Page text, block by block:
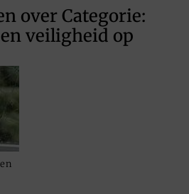
over Categorie:
veiligheid op